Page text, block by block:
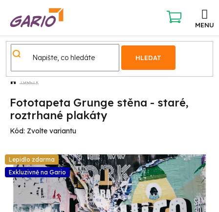
obsah
HLEDAT
NÁKUPNÍ
KOŠÍK
Tapety
Fototapeta Grunge stěna - staré,
roztrhané plakáty
Kód: Zvolte variantu
Lepidlo zdarma
Exkluzivně na Gario